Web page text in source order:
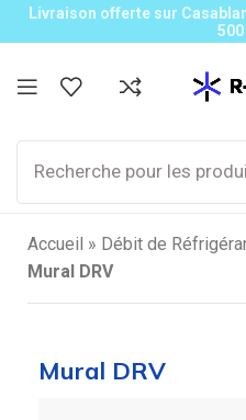
Livraison offerte sur
Accueil » Débit de
Mural DRV
Mural DRV